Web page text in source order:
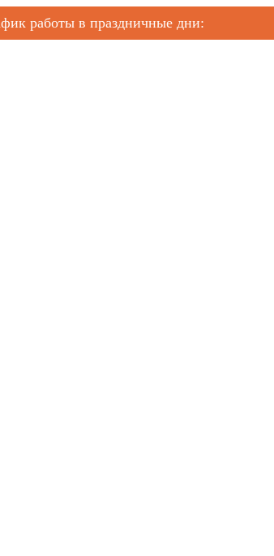
работы в праздничные дни: